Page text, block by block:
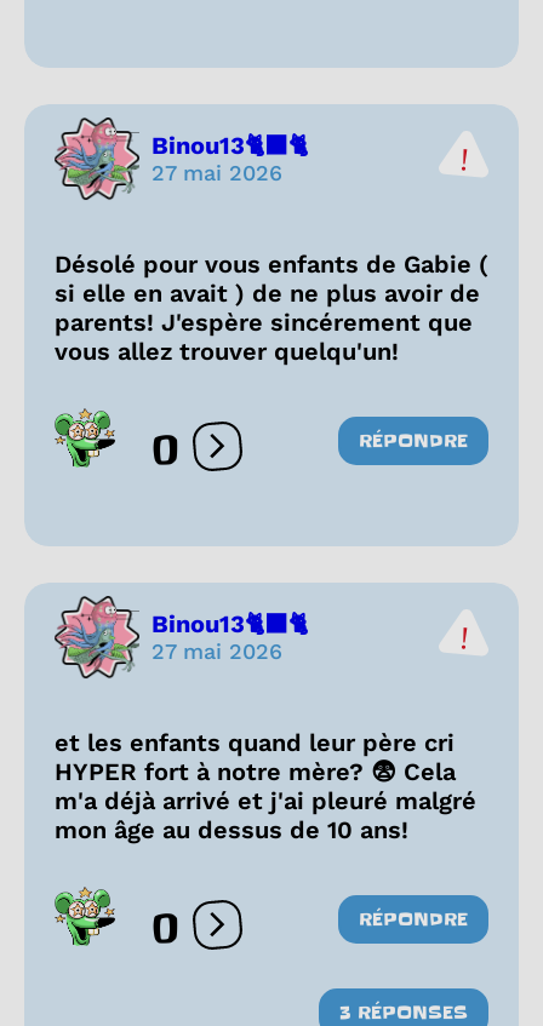
Binou13🐈‍⬛🐈
27 mai 2026
Désolé pour vous enfants de Gabie (
si elle en avait ) de ne plus avoir de
parents! J'espère sincérement que
vous allez trouver quelqu'un!
0 Ouvrir les réactions
RÉPONDRE
Binou13🐈‍⬛🐈
27 mai 2026
et les enfants quand leur père cri
HYPER fort à notre mère? 😨 Cela
m'a déjà arrivé et j'ai pleuré malgré
mon âge au dessus de 10 ans!
0 Ouvrir les réactions
RÉPONDRE
3 RÉPONSES